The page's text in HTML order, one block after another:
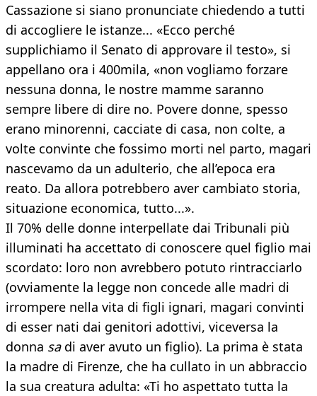
Cassazione si siano pronunciate chiedendo a tutti
di accogliere le istanze... «Ecco perché
supplichiamo il Senato di approvare il testo», si
appellano ora i 400mila, «non vogliamo forzare
nessuna donna, le nostre mamme saranno
sempre libere di dire no. Povere donne, spesso
erano minorenni, cacciate di casa, non colte, a
volte convinte che fossimo morti nel parto, magari
nascevamo da un adulterio, che all’epoca era
reato. Da allora potrebbero aver cambiato storia,
situazione economica, tutto...».
Il 70% delle donne interpellate dai Tribunali più
illuminati ha accettato di conoscere quel figlio mai
scordato: loro non avrebbero potuto rintracciarlo
(ovviamente la legge non concede alle madri di
irrompere nella vita di figli ignari, magari convinti
di esser nati dai genitori adottivi, viceversa la
donna sadi aver avuto un figlio). La prima è stata
la madre di Firenze, che ha cullato in un abbraccio
la sua creatura adulta: «Ti ho aspettato tutta la